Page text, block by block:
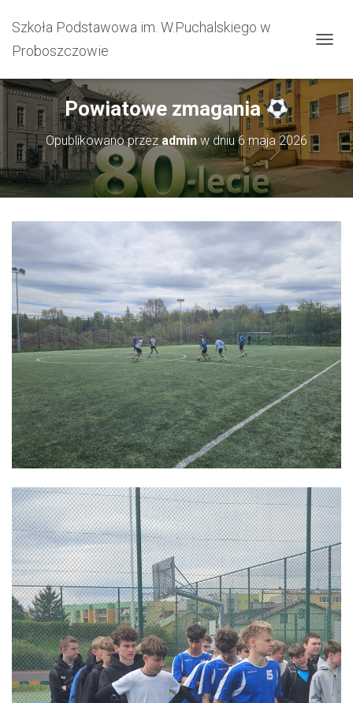
Szkoła Podstawowa im. W.Puchalskiego w
Proboszczowie
Powiatowe zmagania
Opublikowano przezadminw dniu6 maja 2026